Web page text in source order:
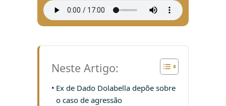
Neste Artigo:
Ex de Dado Dolabella depõe sobre
o caso de agressão